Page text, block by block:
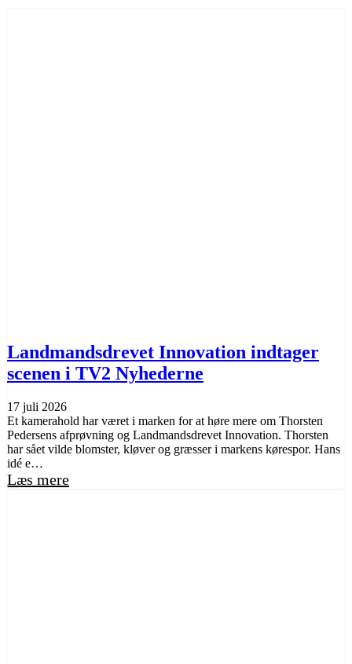
Landmandsdrevet Innovation indtager
scenen i TV2 Nyhederne
17 juli 2026
Et kamerahold har været i marken for at høre mere om Thorsten
Pedersens afprøvning og Landmandsdrevet Innovation. Thorsten
har sået vilde blomster, kløver og græsser i markens kørespor. Hans
idé e…
Læs mere